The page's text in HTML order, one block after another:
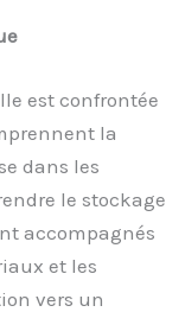
est confrontée
la
dans les
le stockage
accompagnés
et les
vers un